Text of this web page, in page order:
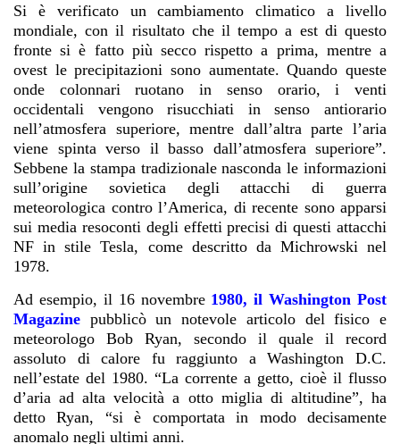
Si è verificato un cambiamento climatico a livello
mondiale, con il risultato che il tempo a est di questo
fronte si è fatto più secco rispetto a prima, mentre a
ovest le precipitazioni sono aumentate. Quando queste
onde colonnari ruotano in senso orario, i venti
occidentali vengono risucchiati in senso antiorario
nell’atmosfera superiore, mentre dall’altra parte l’aria
viene spinta verso il basso dall’atmosfera superiore”.
Sebbene la stampa tradizionale nasconda le informazioni
sull’origine sovietica degli attacchi di guerra
meteorologica contro l’America, di recente sono apparsi
sui media resoconti degli effetti precisi di questi attacchi
NF in stile Tesla, come descritto da Michrowski nel
1978.
Ad esempio, il 16 novembre 1980, il Washington Post
Magazine pubblicò un notevole articolo del fisico e
meteorologo Bob Ryan, secondo il quale il record
assoluto di calore fu raggiunto a Washington D.C.
nell’estate del 1980. “La corrente a getto, cioè il flusso
d’aria ad alta velocità a otto miglia di altitudine”, ha
detto Ryan, “si è comportata in modo decisamente
anomalo negli ultimi anni.